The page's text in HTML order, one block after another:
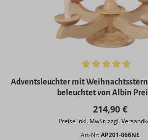
Durchschnittliche Bewertung von 5
Adventsleuchter mit
beleuchtet von Albin
Regulärer
214,90 €
Preise inkl. MwSt. zzgl.
Art-Nr:AP201-066NE